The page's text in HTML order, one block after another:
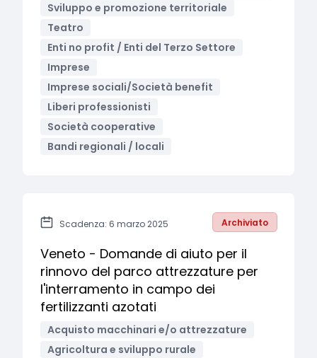
Sviluppo e promozione territoriale
Teatro
Enti no profit / Enti del Terzo Settore
Imprese
Imprese sociali/Società benefit
Liberi professionisti
Società cooperative
Bandi regionali / locali
Scadenza: 6 marzo 2025 Archiviato
Veneto - Domande di aiuto per il
rinnovo del parco attrezzature per
l'interramento in campo dei
fertilizzanti azotati
Acquisto macchinari e/o attrezzature
Agricoltura e sviluppo rurale